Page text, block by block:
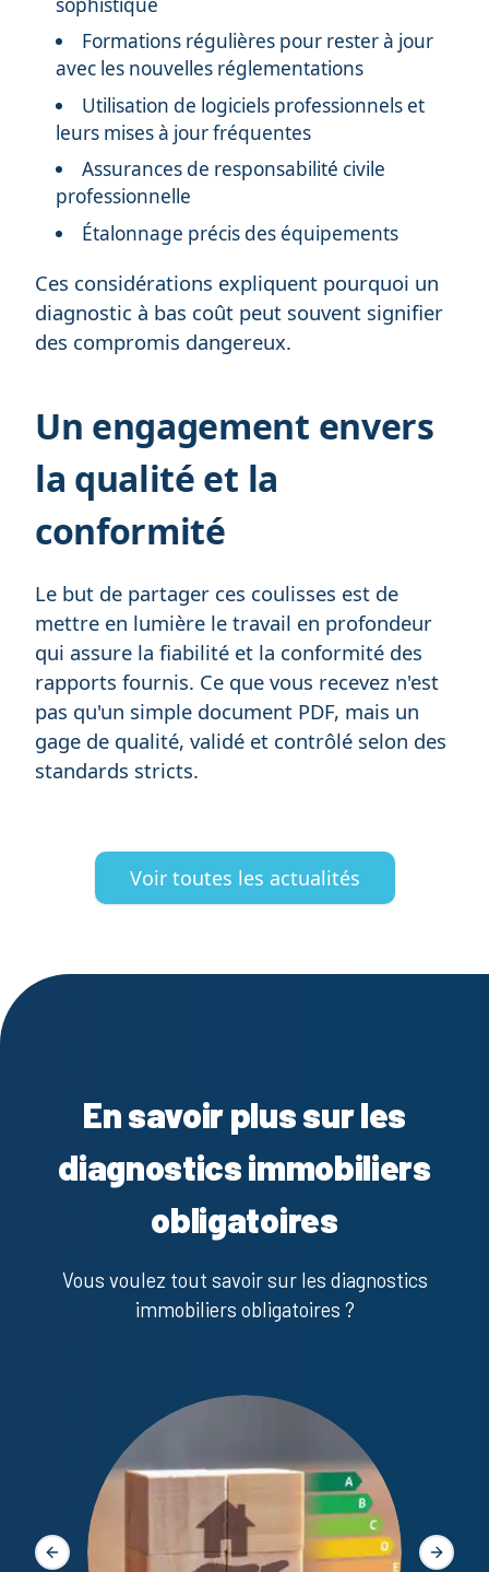
Formations régulières pour rester à jour
avec les nouvelles réglementations
Utilisation de logiciels professionnels et
leurs mises à jour fréquentes
Assurances de responsabilité civile
professionnelle
Étalonnage précis des équipements
Ces considérations expliquent pourquoi un
diagnostic à bas coût peut souvent signifier
des compromis dangereux.
Un engagement envers
la qualité et la
conformité
Le but de partager ces coulisses est de
mettre en lumière le travail en profondeur
qui assure la fiabilité et la conformité des
rapports fournis. Ce que vous recevez n'est
pas qu'un simple document PDF, mais un
gage de qualité, validé et contrôlé selon des
standards stricts.
Voir toutes les actualités
En savoir plus sur les
diagnostics immobiliers
obligatoires
Vous voulez tout savoir sur les diagnostics
immobiliers obligatoires ?
Slide précédente Slide